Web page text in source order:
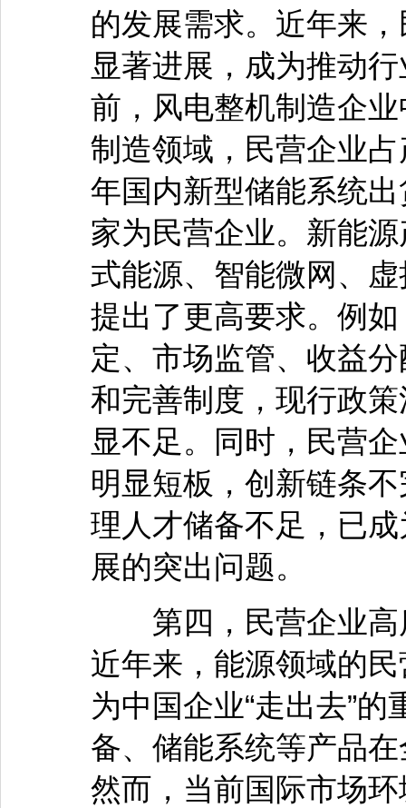
的发展需求。近年来
显著进展，成为推动
前，风电整机制造企
制造领域，民营企业
年国内新型储能系统
家为民营企业。新能
式能源、智能微网、
提出了更高要求。例
定、市场监管、收益
和完善制度，现行政
显不足。同时，民营
明显短板，创新链条
理人才储备不足，已
展的突出问题。
第四，民营企业高
近年来，能源领域的
为中国企业“走出去”
备、储能系统等产品
然而，当前国际市场